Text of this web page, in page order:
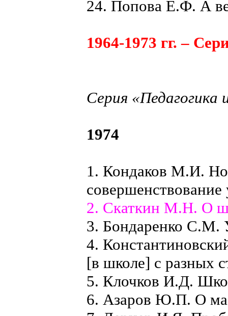
24. Попова Е.Ф. А
1964-1973 гг. –
Серия «Педагогика
1974
1. Кондаков М.И.
2. Скаткин М.Н. О
3. Бондаренко С.М.
4.
[в школе] с разных
5. Клочков И.Д.
6. Азаров Ю.П. О